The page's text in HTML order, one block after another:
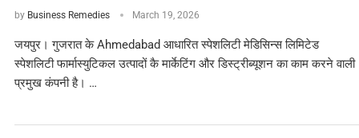
by Business Remedies March 19, 2026
जयपुर। गुजरात के Ahmedabad आधारित स्पेशलिटी मेडिसिन्स लिमिटेड
स्पेशलिटी फार्मास्युटिकल उत्पादों कै मार्केटिंग और डिस्ट्रीब्यूशन का काम करने वाली
प्रमुख कंपनी है। …